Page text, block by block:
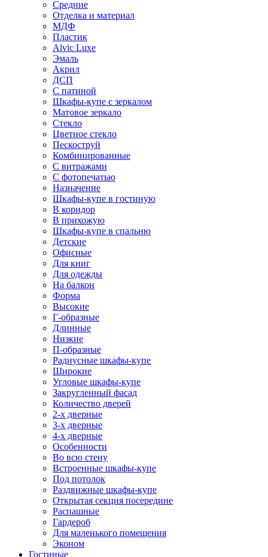
Средние
Отделка и материал
МДФ
Пластик
Alvic Luxe
Эмаль
Акрил
ДСП
С патиной
Шкафы-купе с зеркалом
Матовое зеркало
Стекло
Цветное стекло
Пескоструй
Комбинированные
С витражами
С фотопечатью
Назначение
Шкафы-купе в гостиную
В коридор
В прихожую
Шкафы-купе в спальню
Детские
Офисные
Для книг
Для одежды
На балкон
Форма
Высокие
Г-образные
Длинные
Низкие
П-образные
Радиусные шкафы-купе
Широкие
Угловые шкафы-купе
Закругленный фасад
Количество дверей
2-х дверные
3-х дверные
4-х дверные
Особенности
Во всю стену
Встроенные шкафы-купе
Под потолок
Раздвижные шкафы-купе
Открытая секция посередине
Распашные
Гардероб
Для маленького помещения
Эконом
Гостиные